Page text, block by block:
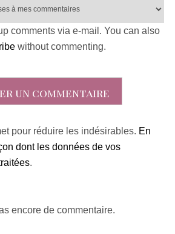
comments via e-mail. You can also
without commenting.
pour réduire les indésirables. En
dont les données de vos
.
encore de commentaire.